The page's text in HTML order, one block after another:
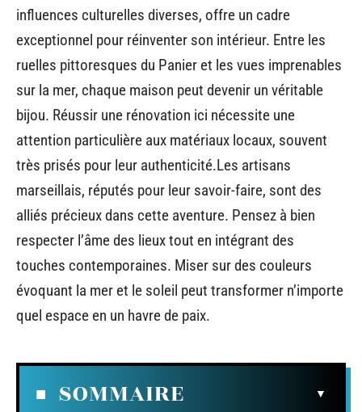
influences culturelles diverses, offre un cadre
exceptionnel pour réinventer son intérieur. Entre les
ruelles pittoresques du Panier et les vues imprenables
sur la mer, chaque maison peut devenir un véritable
bijou. Réussir une rénovation ici nécessite une
attention particulière aux matériaux locaux, souvent
très prisés pour leur authenticité.Les artisans
marseillais, réputés pour leur savoir-faire, sont des
alliés précieux dans cette aventure. Pensez à bien
respecter l’âme des lieux tout en intégrant des
touches contemporaines. Miser sur des couleurs
évoquant la mer et le soleil peut transformer n’importe
quel espace en un havre de paix.
SOMMAIRE